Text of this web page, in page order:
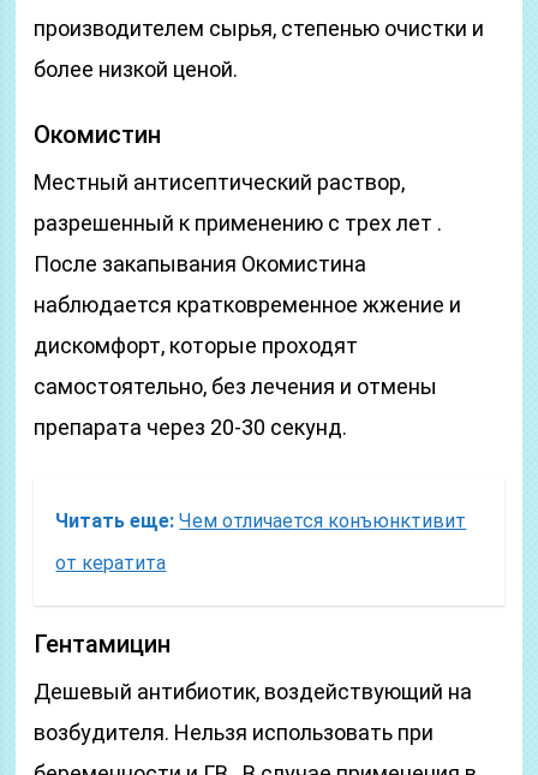
производителем сырья, степенью очистки и
более низкой ценой.
Окомистин
Местный антисептический раствор,
разрешенный к применению с трех лет .
После закапывания Окомистина
наблюдается кратковременное жжение и
дискомфорт, которые проходят
самостоятельно, без лечения и отмены
препарата через 20-30 секунд.
Читать еще: Чем отличается конъюнктивит
от кератита
Гентамицин
Дешевый антибиотик, воздействующий на
возбудителя. Нельзя использовать при